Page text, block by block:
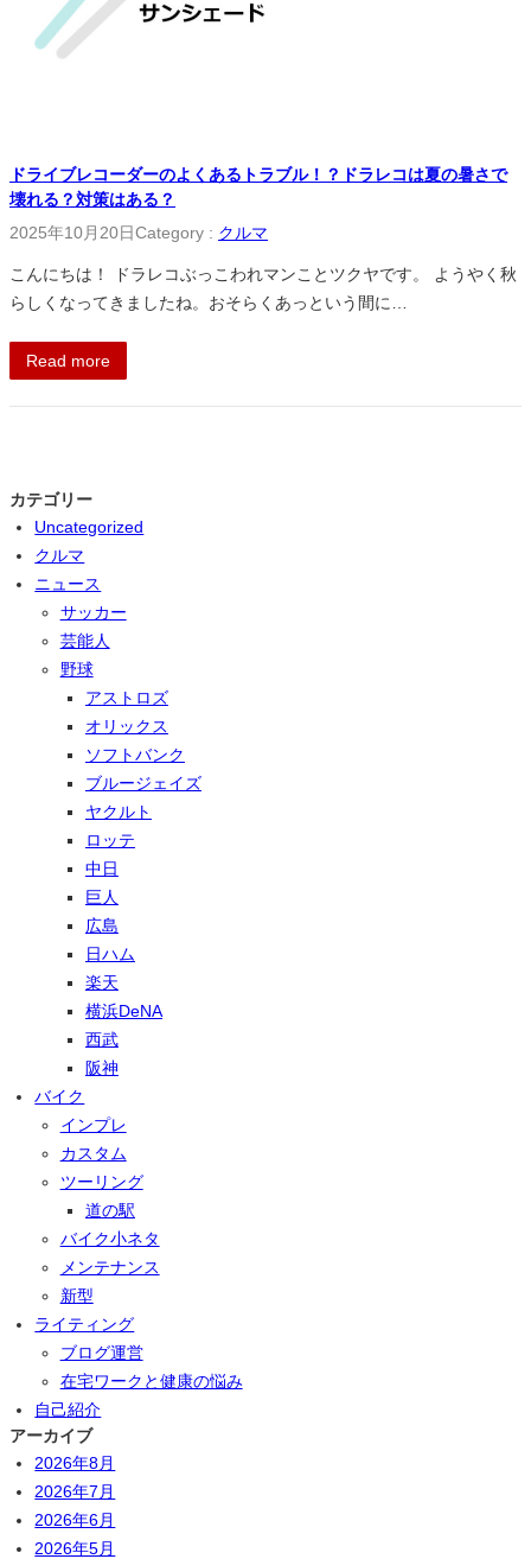
ドライブレコーダーのよくあるトラブル！？ドラレコは夏の暑さで
壊れる？対策はある？
2025年10月20日Category : クルマ
こんにちは！ ドラレコぶっこわれマンことツクヤです。 ようやく秋
らしくなってきましたね。おそらくあっという間に…
Read more
カテゴリー
Uncategorized
クルマ
ニュース
サッカー
芸能人
野球
アストロズ
オリックス
ソフトバンク
ブルージェイズ
ヤクルト
ロッテ
中日
巨人
広島
日ハム
楽天
横浜DeNA
西武
阪神
バイク
インプレ
カスタム
ツーリング
道の駅
バイク小ネタ
メンテナンス
新型
ライティング
ブログ運営
在宅ワークと健康の悩み
自己紹介
アーカイブ
2026年8月
2026年7月
2026年6月
2026年5月